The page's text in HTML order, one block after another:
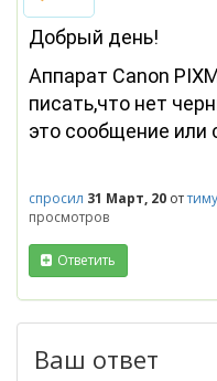
Добрый день!
Аппарат Canon
писать,что нет
это сообщение или
спросил 31 Март, 20 от
просмотров
Ответить
Ваш ответ